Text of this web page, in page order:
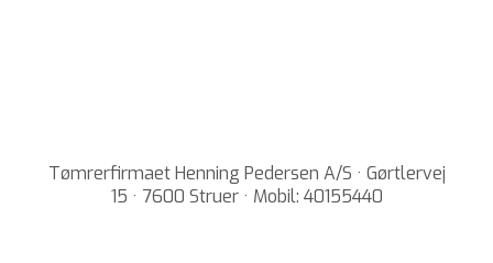
Tømrerfirmaet Henning Pedersen A/S · Gørtlervej
15 · 7600 Struer · Mobil: 40155440